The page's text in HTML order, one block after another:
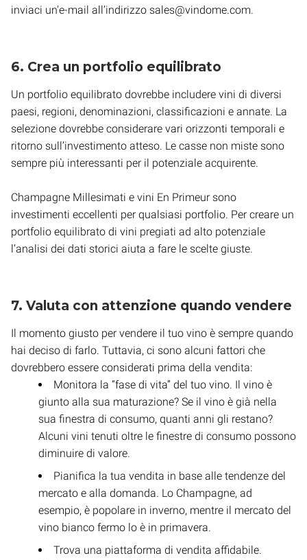
inviaci un'e-mail all’indirizzo sales@vindome.com.
6. Crea un portfolio equilibrato
Un portfolio equilibrato dovrebbe includere vini di diversi
paesi, regioni, denominazioni, classificazioni e annate. La
selezione dovrebbe considerare vari orizzonti temporali e
ritorno sull’investimento atteso. Le casse non miste sono
sempre più interessanti per il potenziale acquirente.
Champagne Millesimati e vini En Primeur sono
investimenti eccellenti per qualsiasi portfolio. Per creare un
portfolio equilibrato di vini pregiati ad alto potenziale
l’analisi dei dati storici aiuta a fare le scelte giuste.
7. Valuta con attenzione quando vendere
Il momento giusto per vendere il tuo vino è sempre quando
hai deciso di farlo. Tuttavia, ci sono alcuni fattori che
dovrebbero essere considerati prima della vendita:
Monitora la “fase di vita” del tuo vino. Il vino è
giunto alla sua maturazione? Se il vino è già nella
sua finestra di consumo, quanti anni gli restano?
Alcuni vini tenuti oltre le finestre di consumo possono
diminuire di valore.
Pianifica la tua vendita in base alle tendenze del
mercato e alla domanda. Lo Champagne, ad
esempio, è popolare in inverno, mentre il mercato del
vino bianco fermo lo è in primavera.
Trova una piattaforma di vendita affidabile.